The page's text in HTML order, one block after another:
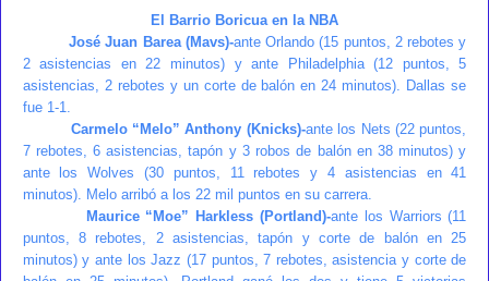
El Barrio Boricua en la NBA
José Juan Barea (Mavs)-ante Orlando (15 puntos, 2 rebotes y
2 asistencias en 22 minutos) y ante Philadelphia (12 puntos, 5
asistencias, 2 rebotes y un corte de balón en 24 minutos). Dallas se
fue 1-1.
Carmelo “Melo” Anthony (Knicks)-ante los Nets (22 puntos,
7 rebotes, 6 asistencias, tapón y 3 robos de balón en 38 minutos) y
ante los Wolves (30 puntos, 11 rebotes y 4 asistencias en 41
minutos). Melo arribó a los 22 mil puntos en su carrera.
Maurice “Moe” Harkless (Portland)-ante los Warriors (11
puntos, 8 rebotes, 2 asistencias, tapón y corte de balón en 25
minutos) y ante los Jazz (17 puntos, 7 rebotes, asistencia y corte de